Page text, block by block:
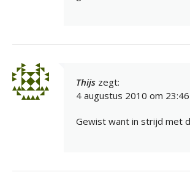
Thijs zegt:
4 augustus 2010 om 23:46
Gewist want in strijd met